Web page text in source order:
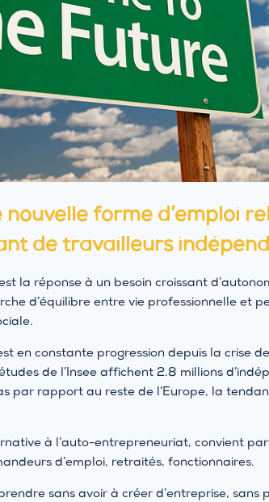
forme d’emploi
de travailleurs
la réponse à un besoin croissant
d’équilibre entre vie professionnelle et
en constante progression depuis la crise
de l’Insee affichent 2.8 millions
par rapport au reste de l’Europe, la
à l’auto-entrepreneuriat, convient
d’emploi, retraités, fonctionnaires.
sans avoir à créer d’entreprise,